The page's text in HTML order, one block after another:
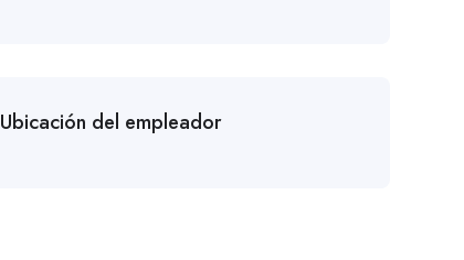
Ubicación del empleador